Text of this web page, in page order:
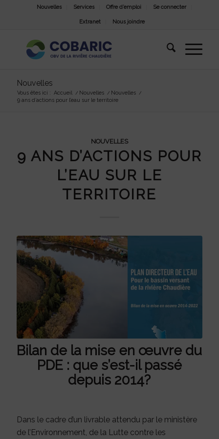
Nouvelles Services Offre d’emploi Se connecter
Extranet Nous joindre
Nouvelles
Vous êtes ici : Accueil / Nouvelles / Nouvelles /
9 ans d’actions pour l’eau sur le territoire
NOUVELLES
9 ANS D’ACTIONS POUR
L’EAU SUR LE
TERRITOIRE
Bilan de la mise en œuvre du
PDE : que s’est-il passé
depuis 2014?
Dans le cadre d’un livrable attendu par le ministère
de l’Environnement, de la Lutte contre les